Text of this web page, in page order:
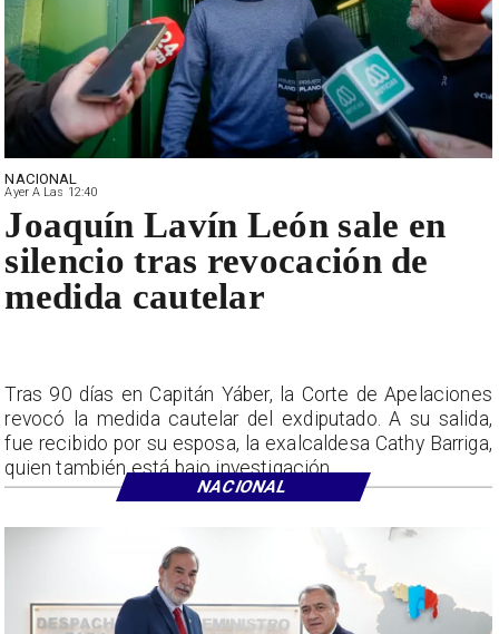
NACIONAL
Ayer A Las 12:40
Joaquín Lavín León sale en
silencio tras revocación de
medida cautelar
Tras 90 días en Capitán Yáber, la Corte de Apelaciones
revocó la medida cautelar del exdiputado. A su salida,
fue recibido por su esposa, la exalcaldesa Cathy Barriga,
quien también está bajo investigación.
NACIONAL